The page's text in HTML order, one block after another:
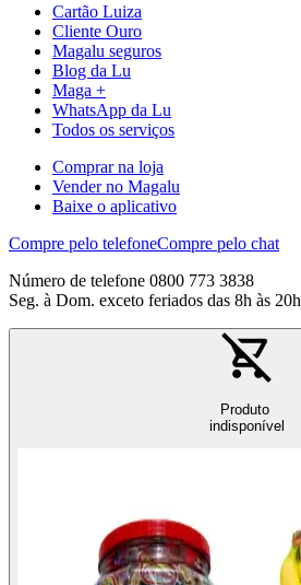
Cartão Luiza
Cliente Ouro
Magalu seguros
Blog da Lu
Maga +
WhatsApp da Lu
Todos os serviços
Comprar na loja
Vender no Magalu
Baixe o aplicativo
Compre pelo telefoneCompre pelo chat
Número de telefone 0800 773 3838
Seg. à Dom. exceto feriados das 8h às 20h
Produto
indisponível